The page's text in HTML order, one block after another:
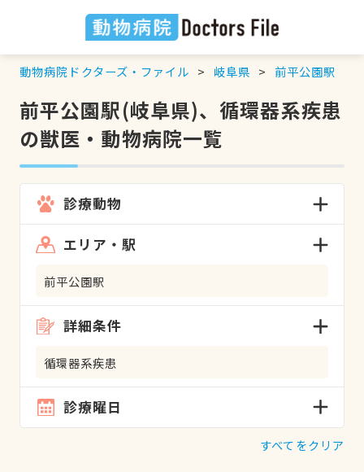
動物病院ドクターズ・ファイル 岐阜県 前平公園駅
前平公園駅(岐阜県)、循環器系疾患
の獣医・動物病院一覧
診療動物
エリア・駅
前平公園駅
詳細条件
循環器系疾患
診療曜日
すべてをクリア